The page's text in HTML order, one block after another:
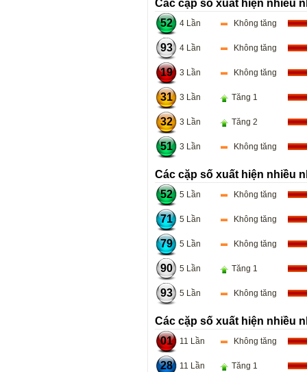
Các cặp số xuất hiện nhiều
52
4 Lần Không tăng
93 4 Lần Không tăng
19 3 Lần Không tăng
31 3 Lần Tăng 1
32 3 Lần Tăng 2
51 3 Lần Không tăng
Các cặp số xuất hiện nhiều
52
5 Lần Không tăng
71 5 Lần Không tăng
79 5 Lần Không tăng
90 5 Lần Tăng 1
93 5 Lần Không tăng
Các cặp số xuất hiện nhiều
01
11 Lần Không tăng
28 11 Lần Tăng 1